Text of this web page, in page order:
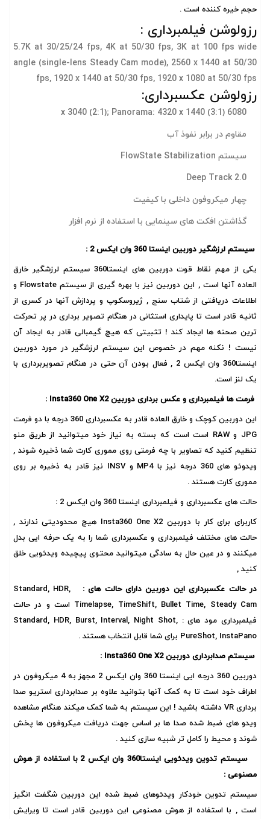
حجم خیره کننده است .
رزولوشن فیلمبرداری :
5.7K at 30/25/24 fps, 4K at 50/30 fps, 3K at 100 fps wide
angle (single-lens Steady Cam mode), 2560 x 1440 at 50/30
fps, 1920 x 1440 at 50/30 fps, 1920 x 1080 at 50/30 fps
رزولوشن عکسبرداری:
6080 x 3040 (2:1); Panorama: 4320 x 1440 (3:1)
مقاوم در برابر نفوذ آب
سیستم FlowState Stabilization
Deep Track 2.0
چهار میکروفون داخلی با کیفیت
گذاشتن افکت های سینمایی با استفاده از نرم افزار
سیستم لرزشگیر دوربین اینستا 360 وان ایکس 2 :
یکی از مهم نقاط قوت دوربین های اینستا360 سیستم لرزشگیر خارق
العاده آنها است , این دوربین نیز با بهره گیری از سیستم Flowstate و
اطلاعات دریافتی از شتاب سنج , ژیروسکوپ و پردازش آنها در کسری از
ثانیه قادر است تا پایداری استثانی در هنگام تصویر برداری در پر تحرکت
ترین صحنه ها ایجاد کند ! تثبیتی که هیچ گیمبالی قادر به ایجاد آن
نیست ! نکنه مهم در خصوص این سیستم لرزشگیر در مورد دوربین
اینستا360 وان ایکس 2 , فعال بودن آن حتی در هنگام تصویربرداری با
یک لنز است.
فرمت ها فیلمبرداری و عکس برداری دوربین Insta360 One X2 :
این دوربین کوچک و خارق العاده قادر به عکسبرداری 360 درجه با دو فرمت
JPG و RAW است است که بسته به نیاز خود میتوانید از طریق منو
تنظیم کنید که تصاویر با چه فرمتی روی مموری کارت شما ذخیره شوند ,
ویدوئو های 360 درجه نیز با MP4 و INSV نیز قادر به ذخیره بر روی
مموری کارت هستند .
حالت های عکسبرداری و فیلمبرداری اینستا 360 وان ایکس 2 :
کاربرای برای کار با دوربین Insta360 One X2 هیچ محدودیتی ندارند ,
حالت های مختلف فیلمبرداری و عکسبرداری شما را به یک حرفه ایی بدل
میکنند و در عین حال به سادگی میتوانید محتوی پیچیده ویدئویی خلق
کنید ,
در حالت عکسبرداری این دوربین دارای حالت های :
Standard, HDR,
Timelapse, TimeShift, Bullet Time, Steady Cam است و در حالت
فیلمبرداری مود های : Standard, HDR, Burst, Interval, Night Shot,
PureShot, InstaPano برای شما قابل انتخاب هستند .
سیستم صدابرداری دوربین Insta360 One X2 :
دوربین 360 درجه ایی اینستا 360 وان ایکس 2 مجهز به 4 میکروفون در
اطراف خود است تا به کمک آنها بتوانید علاوه بر صدابرداری استریو صدا
برداری VR داشته باشید ! این سیستم به شما کمک میکند هنگام مشاهده
ویدو های ضبط شده صدا ها بر اساس جهت دریافت میکروفون ها پخش
شوند و محیط را کامل تر شبیه سازی کنید .
سیستم تدوین ویدئویی اینستا360 وان ایکس 2 با استفاده از هوش
مصنوعی :
سیستم تدوین خودکار ویدئوهای ضبط شده این دوربین شگفت انگیز
است , با استفاده از هوش مصنوعی این دوربین قادر است تا ویرایش